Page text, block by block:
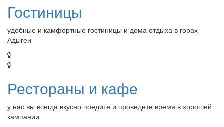
Гостиницы
удобные и камфортные гостиницы и дома отдыха в горах
Адыгеи
Рестораны и кафе
у нас вы всегда вкусно поедите и проведете время в хорошей
кампании